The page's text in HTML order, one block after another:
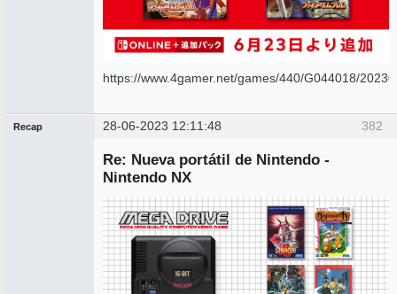
https://www.4gamer.net/games/440/G044018/
382
Recap 28-06-2023 12:11:48
Re: Nueva portátil de Nintendo -
Nintendo NX